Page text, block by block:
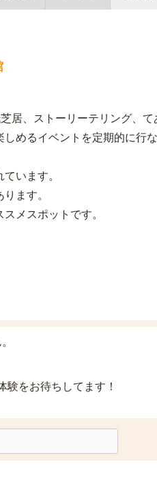
居、ストーリーテリング、て
めるイベントを定期的に行な
います。
ます。
メスポットです。
をお待ちしてます！